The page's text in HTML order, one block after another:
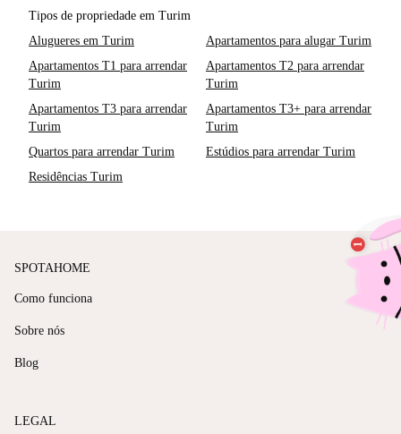
Tipos de propriedade em Turim
Alugueres em Turim
Apartamentos para alugar Turim
Apartamentos T1 para arrendar
Turim
Apartamentos T2 para arrendar
Turim
Apartamentos T3 para arrendar
Turim
Apartamentos T3+ para arrendar
Turim
Quartos para arrendar Turim
Estúdios para arrendar Turim
Residências Turim
SPOTAHOME
Como funciona
Sobre nós
Blog
LEGAL